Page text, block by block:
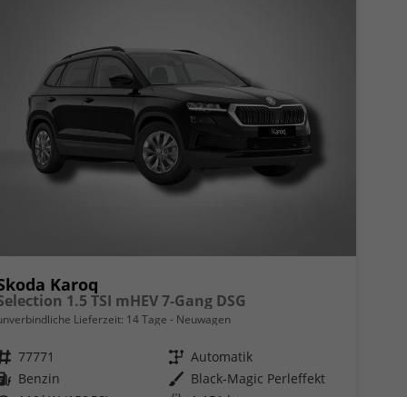
Karoq
1.5 TSI mHEV 7-Gang DSG
Lieferzeit: 14 Tage Neuwagen
Fahrzeugnr. 77771 Getriebe Automatik
Kraftstoff Benzin Außenfarbe Black-Magic Perleffekt